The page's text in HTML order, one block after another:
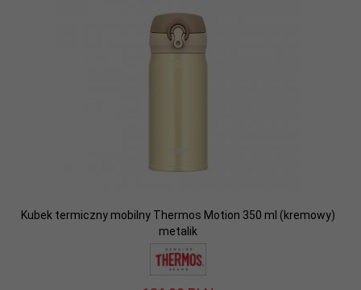
Kubek termiczny mobilny Thermos Motion 350 ml (kremowy)
metalik